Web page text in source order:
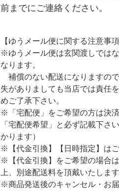
前までにご連絡ください。
【ゆうメール便に関する注意事項
※ゆうメール便は玄関渡しでは
なります。
補償のない配送になりますの
失がありましても当店では責任
めご了承下さい。
※「宅配便」をご希望の方は決
「宅配便希望」と必ず記載下さ
かります）
※【代金引換】【日時指定】はご
※【代金引換】をご希望の場合
上、別途配送料を頂戴いたします
※商品発送後のキャンセル・お